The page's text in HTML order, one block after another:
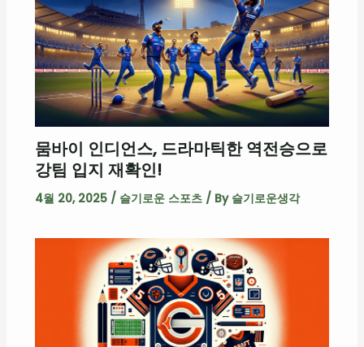
뭄바이 인디언스, 드라마틱한 역전승으로
강팀 입지 재확인!
4월 20, 2025 / 슬기로운 스포츠/ By 슬기로운생각